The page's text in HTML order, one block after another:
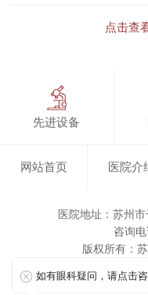
点击查
先进设备
网站首页 医院介
医院地址：苏州
咨询电
版权所有：
ICP备案/许可
医疗广告审查证明文号
如有眼科疑问，请点击